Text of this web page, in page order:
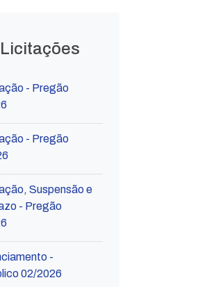
- Pregão
- Pregão
Suspensão e
- Pregão
-
02/2026